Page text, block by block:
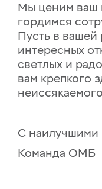
Мы ценим ваш
гордимся
Пусть в вашей
интересных
светлых и
вам крепкого
С наилучшими
Команда ОМБ